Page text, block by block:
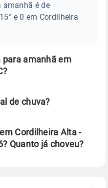
amanhã é de
e 0 em Cordilheira
para amanhã em
de chuva?
Cordilheira Alta -
Quanto já choveu?